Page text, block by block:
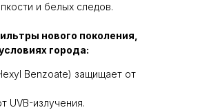
и белых следов.
нового поколения,
города:
Benzoate) защищает от
UVB-излучения.